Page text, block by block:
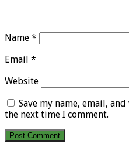
Name *
Email *
Website
Save my name, email,
the next time I comment.